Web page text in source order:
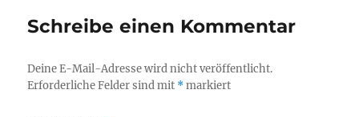
Schreibe einen Kommentar
Deine E-Mail-Adresse wird nicht veröffentlicht.
Erforderliche Felder sind mit *markiert